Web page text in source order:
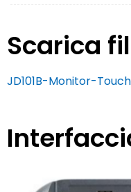
Scarica
JD101B-Monitor-